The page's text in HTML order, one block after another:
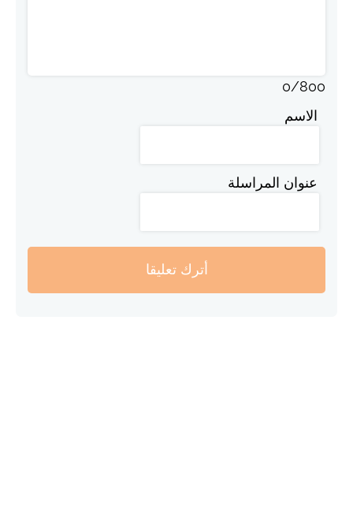
0/800
الاسم
عنوان المراسلة
أترك تعليقا